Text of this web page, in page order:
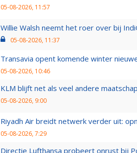
05-08-2026, 11:57
Willie Walsh neemt het roer over bij
05-08-2026, 11:37
Transavia opent komende winter
05-08-2026, 10:46
KLM blijft net als veel andere
05-08-2026, 9:00
Riyadh Air breidt netwerk verder uit:
05-08-2026, 7:29
Directie Lufthansa probeert onrust bij